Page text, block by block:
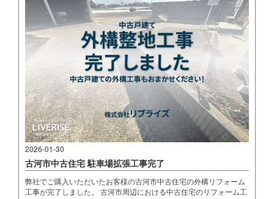
2026-01-30
古河市中古住宅 駐車場拡張工事完了
弊社でご購入いただいたお客様の古河市中古住宅の外構リフォーム
工事が完了しました。 古河市周辺における中古住宅のリフォーム工